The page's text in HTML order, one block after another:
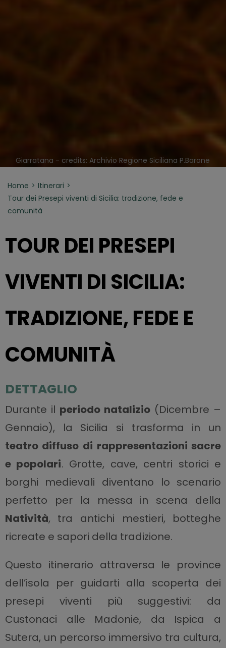
Giarratana - credits: Archivio Regione Siciliana P.Barone
Home
Itinerari
Tour dei Presepi viventi di Sicilia: tradizione, fede e
comunità
TOUR DEI PRESEPI
VIVENTI DI SICILIA:
TRADIZIONE, FEDE E
COMUNITÀ
DETTAGLIO
Durante il periodo natalizio (Dicembre –
Gennaio), la Sicilia si trasforma in un
teatro diffuso di rappresentazioni sacre
e popolari. Grotte, cave, centri storici e
borghi medievali diventano lo scenario
perfetto per la messa in scena della
Natività, tra antichi mestieri, botteghe
ricreate e sapori della tradizione.
Questo itinerario attraversa le province
dell’isola per guidarti alla scoperta dei
presepi viventi più suggestivi: da
Custonaci alle Madonie, da Ispica a
Sutera, un percorso immersivo tra cultura,